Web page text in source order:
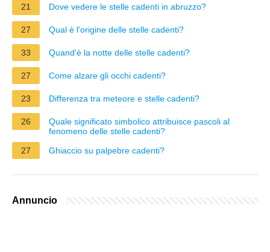
21 Dove vedere le stelle cadenti in abruzzo?
27 Qual è l'origine delle stelle cadenti?
33 Quand'è la notte delle stelle cadenti?
27 Come alzare gli occhi cadenti?
23 Differenza tra meteore e stelle cadenti?
26
Quale significato simbolico attribuisce pascoli al
fenomeno delle stelle cadenti?
27
Ghiaccio su palpebre cadenti?
Annuncio